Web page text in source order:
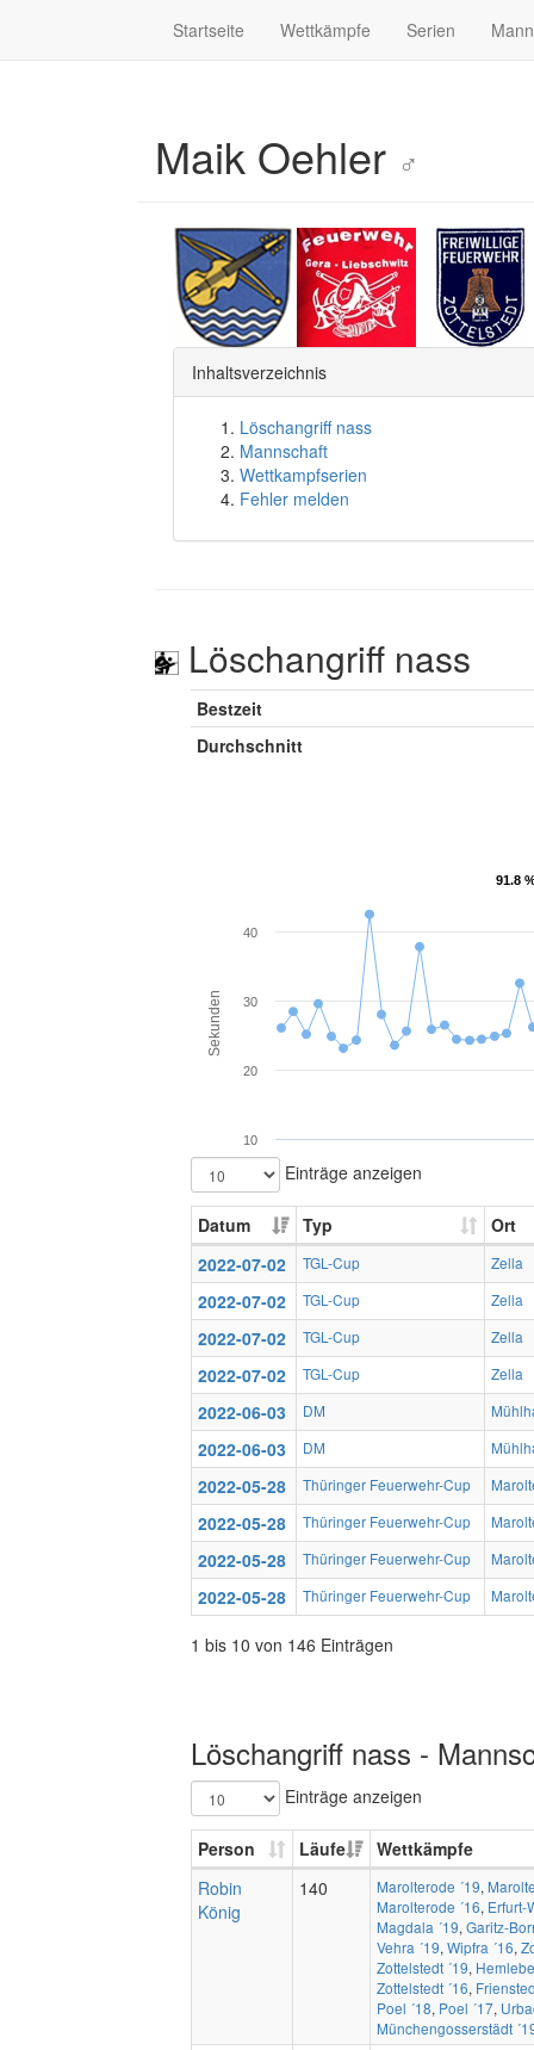
Startseite Wettkämpfe Serien
Maik Oehler ♂
Inhaltsverzeichnis
Löschangriff nass
Mannschaft
Wettkampfserien
Fehler melden
Löschangriff nass
Bestzeit
Durchschnitt
91.8
91.8
Sekunden
10
20
30
40
Einträge anzeigen
Datum Typ
Ort
2022-07-02
TGL-Cup Zella
2022-07-02 TGL-Cup Zella
2022-07-02 TGL-Cup Zella
2022-07-02 TGL-Cup Zella
2022-06-03 DM
2022-06-03 DM
2022-05-28 Thüringer Feuerwehr-Cup
2022-05-28 Thüringer Feuerwehr-Cup
2022-05-28 Thüringer Feuerwehr-Cup
2022-05-28 Thüringer Feuerwehr-Cup
1 bis 10 von 146 Einträgen
Löschangriff nass -
Einträge anzeigen
Person Läufe
Wettkämpfe
Robin
König
140 Marolterode ´19,
Marolterode ´16, Erfurt-
Magdala ´19, Garitz-
Vehra ´19, Wipfra ´16,
Zottelstedt ´19,
Zottelstedt ´16,
Poel ´18, Poel ´17,
Münchengosserstädt